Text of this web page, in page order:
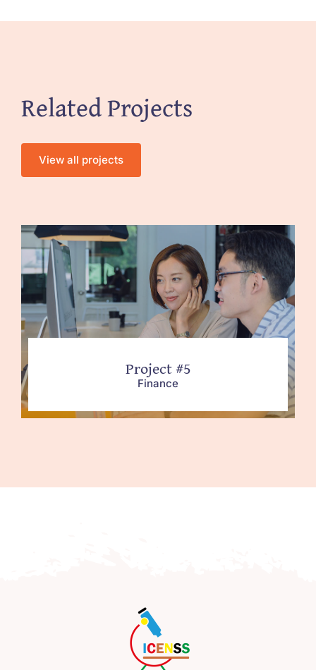
Related Projects
View all projects
Project #5
Finance